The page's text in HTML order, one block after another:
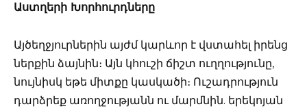
Աստղերի Խորհուրդները
Այծեղջյուրներին այժմ կարևոր է վստահել իրենց
ներքին ձայնին։ Այն կհուշի ճիշտ ուղղությունը,
նույնիսկ եթե միտքը կասկածի։ Ուշադրություն
դարձրեք առողջությանն ու մարմնին. երեկոյան